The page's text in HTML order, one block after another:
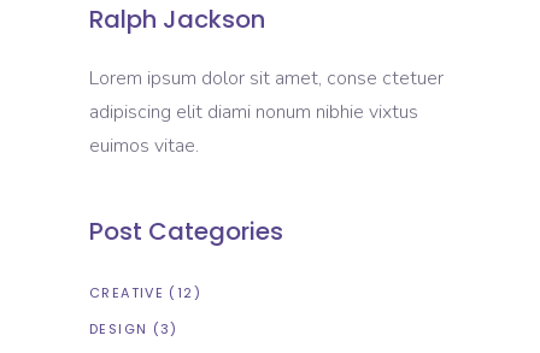
Ralph Jackson
Lorem ipsum dolor sit amet, conse ctetuer
adipiscing elit diami nonum nibhie vixtus
euimos vitae.
Post Categories
CREATIVE (12)
DESIGN (3)